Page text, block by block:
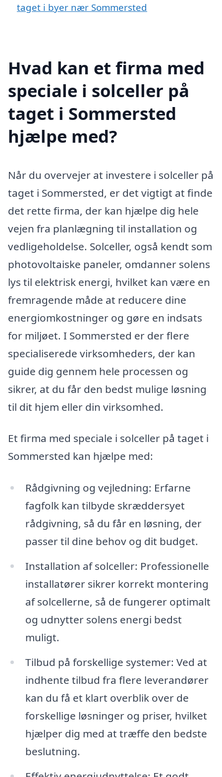
taget i byer nær Sommersted
Hvad kan et firma med
speciale i solceller på
taget i Sommersted
hjælpe med?
Når du overvejer at investere i solceller på
taget i Sommersted, er det vigtigt at finde
det rette firma, der kan hjælpe dig hele
vejen fra planlægning til installation og
vedligeholdelse. Solceller, også kendt som
photovoltaiske paneler, omdanner solens
lys til elektrisk energi, hvilket kan være en
fremragende måde at reducere dine
energiomkostninger og gøre en indsats
for miljøet. I Sommersted er der flere
specialiserede virksomheders, der kan
guide dig gennem hele processen og
sikrer, at du får den bedst mulige løsning
til dit hjem eller din virksomhed.
Et firma med speciale i solceller på taget i
Sommersted kan hjælpe med:
Rådgivning og vejledning: Erfarne
fagfolk kan tilbyde skræddersyet
rådgivning, så du får en løsning, der
passer til dine behov og dit budget.
Installation af solceller: Professionelle
installatører sikrer korrekt montering
af solcellerne, så de fungerer optimalt
og udnytter solens energi bedst
muligt.
Tilbud på forskellige systemer: Ved at
indhente tilbud fra flere leverandører
kan du få et klart overblik over de
forskellige løsninger og priser, hvilket
hjælper dig med at træffe den bedste
beslutning.